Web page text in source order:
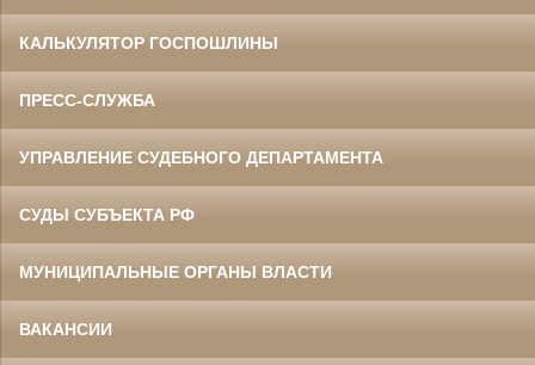
КАЛЬКУЛЯТОР ГОСПОШЛИНЫ
ПРЕСС-СЛУЖБА
УПРАВЛЕНИЕ СУДЕБНОГО ДЕПАРТАМЕНТА
СУДЫ СУБЪЕКТА РФ
МУНИЦИПАЛЬНЫЕ ОРГАНЫ ВЛАСТИ
ВАКАНСИИ